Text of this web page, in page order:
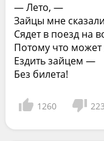
— Лето, —
Зайцы мне
Сядет в поезд на
Потому что может
Ездить зайцем —
Без билета!
1260 223